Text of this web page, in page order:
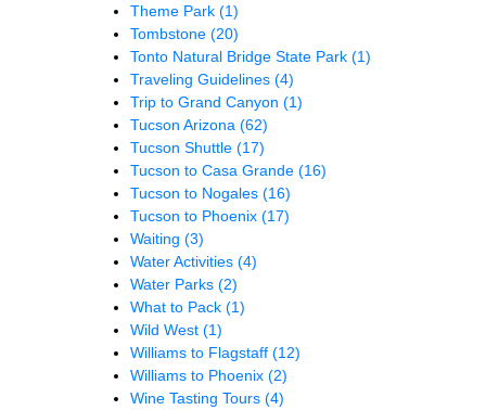
Theme Park (1)
Tombstone (20)
Tonto Natural Bridge State Park (1)
Traveling Guidelines (4)
Trip to Grand Canyon (1)
Tucson Arizona (62)
Tucson Shuttle (17)
Tucson to Casa Grande (16)
Tucson to Nogales (16)
Tucson to Phoenix (17)
Waiting (3)
Water Activities (4)
Water Parks (2)
What to Pack (1)
Wild West (1)
Williams to Flagstaff (12)
Williams to Phoenix (2)
Wine Tasting Tours (4)